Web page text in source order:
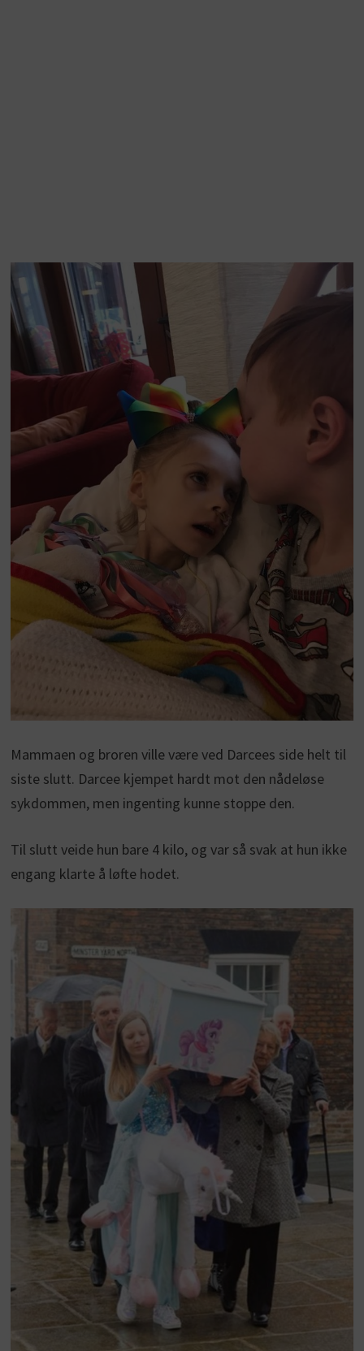
Mammaen og broren ville være ved Darcees side helt til
siste slutt. Darcee kjempet hardt mot den nådeløse
sykdommen, men ingenting kunne stoppe den.
Til slutt veide hun bare 4 kilo, og var så svak at hun ikke
engang klarte å løfte hodet.